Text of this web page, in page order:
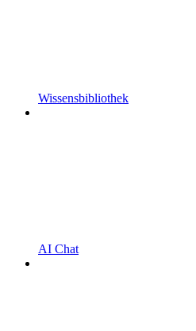
Wissensbibliothek
AI Chat